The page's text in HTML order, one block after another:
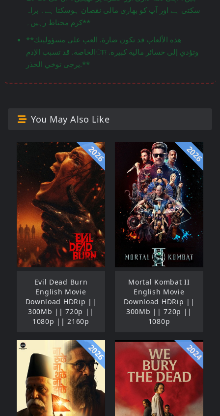
سکتی ہے اور آپ کو بھاری مالی نقصان ہوسکتا ہے۔ براہ
کرم محتاط رہیں۔**
**هذه الألعاب قد تكون ضارة. العب على مسؤوليتك
الخاصة. قد تسبب الإدمান وتؤدي إلى خسائر مالية كبيرة.
يرجى توخي الحذر.**
You May Also Like
2026
Evil Dead Burn
English Movie
Download HDRip ||
300Mb || 720p ||
1080p || 2160p
2026
Mortal Kombat II
English Movie
Download HDRip ||
300Mb || 720p ||
1080p
2026 2024